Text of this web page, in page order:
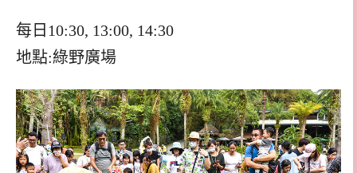
每日10:30, 13:00, 14:30
地點:綠野廣場